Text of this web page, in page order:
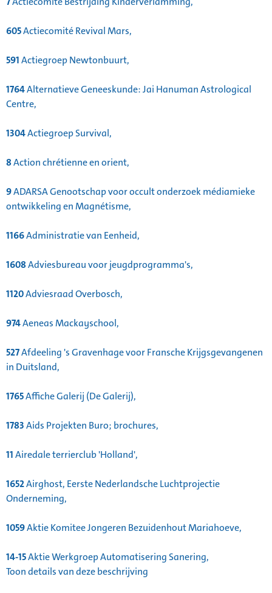
605Actiecomité Revival Mars,
591Actiegroep Newtonbuurt,
1764Alternatieve Geneeskunde: Jai Hanuman Astrological
Centre,
1304Actiegroep Survival,
8Action chrétienne en orient,
9ADARSA Genootschap voor occult onderzoek médiamieke
ontwikkeling en Magnétisme,
1166Administratie van Eenheid,
1608Adviesbureau voor jeugdprogramma's,
1120Adviesraad Overbosch,
974Aeneas Mackayschool,
527Afdeeling 's Gravenhage voor Fransche Krijgsgevangenen
in Duitsland,
1765Affiche Galerij (De Galerij),
1783Aids Projekten Buro; brochures,
11Airedale terrierclub 'Holland',
1652Airghost, Eerste Nederlandsche Luchtprojectie
Onderneming,
1059Aktie Komitee Jongeren Bezuidenhout Mariahoeve,
14-15Aktie Werkgroep Automatisering Sanering,
Toon details van deze beschrijving